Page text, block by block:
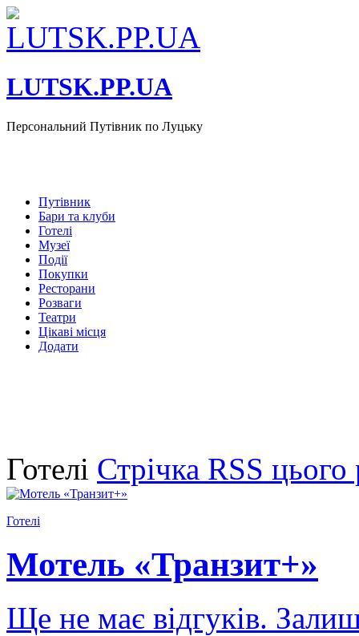
LUTSK.PP.UA
Персональний Путівник по Луцьку
Путівник
Бари та клуби
Готелі
Музеї
Події
Покупки
Ресторани
Розваги
Театри
Цікаві місця
Додати
Готелі Стрічка RSS цього
Готелі
Мотель «Транзит+»
Ще не має відгуків.